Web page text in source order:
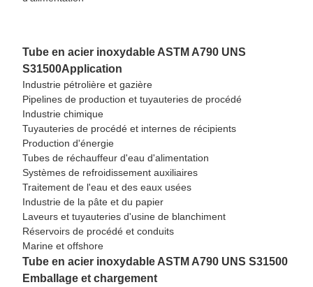
Tube en acier inoxydable ASTM A790 UNS
S31500Application
Industrie pétrolière et gazière
Pipelines de production et tuyauteries de procédé
Industrie chimique
Tuyauteries de procédé et internes de récipients
Production d'énergie
Tubes de réchauffeur d'eau d'alimentation
Systèmes de refroidissement auxiliaires
Traitement de l'eau et des eaux usées
Industrie de la pâte et du papier
Laveurs et tuyauteries d'usine de blanchiment
Réservoirs de procédé et conduits
Marine et offshore
Tube en acier inoxydable ASTM A790 UNS S31500
Emballage et chargement